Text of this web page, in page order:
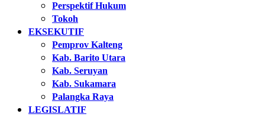
Perspektif Hukum
Tokoh
EKSEKUTIF
Pemprov Kalteng
Kab. Barito Utara
Kab. Seruyan
Kab. Sukamara
Palangka Raya
LEGISLATIF